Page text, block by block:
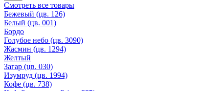
Смотреть все товары
Бежевый (цв. 126)
Белый (цв. 001)
Бордо
Голубое небо (цв. 3090)
Жасмин (цв. 1294)
Желтый
Загар (цв. 030)
Изумруд (цв. 1994)
Кофе (цв. 738)